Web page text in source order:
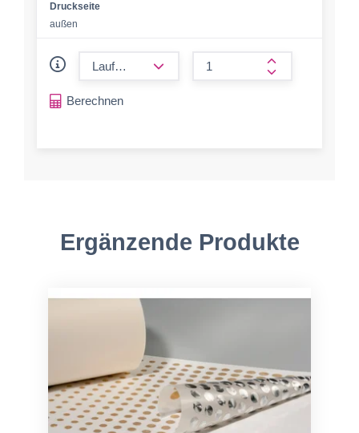
Druckseite
außen
form.increase-
Berechnen
Ergänzende Produkte